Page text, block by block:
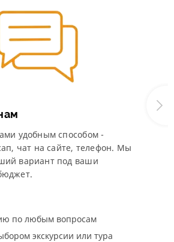
удобным способом -
чат на сайте, телефон. Мы
вариант под ваши
по любым вопросам
экскурсии или тура